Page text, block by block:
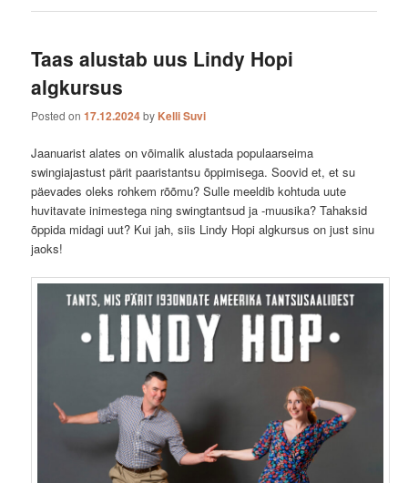
Taas alustab uus Lindy Hopi
algkursus
Posted on17.12.2024by Kelli Suvi
Jaanuarist alates on võimalik alustada populaarseima
swingiajastust pärit paaristantsu õppimisega. Soovid et, et su
päevades oleks rohkem rõõmu? Sulle meeldib kohtuda uute
huvitavate inimestega ning swingtantsud ja -muusika? Tahaksid
õppida midagi uut? Kui jah, siis Lindy Hopi algkursus on just sinu
jaoks!